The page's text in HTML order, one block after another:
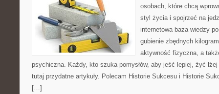
osobach, które chcą
styl życia i spojrzeć na
internetowa baza wiedzy
gubienie zbędnych
aktywność fizyczna, a
psychiczna. Każdy, kto szuka pomysłów, aby jeść lepiej, żyć
tutaj przydatne artykuły. Polecam Historie Sukcesu i Historie
[…]